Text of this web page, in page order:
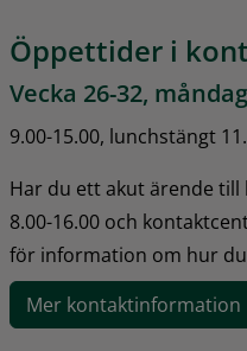
Öppettider i
Vecka 26-32,
9.00-15.00, lunchstängt
Har du ett akut ärende
8.00-16.00 och
för information om hur
Mer kontaktinformation